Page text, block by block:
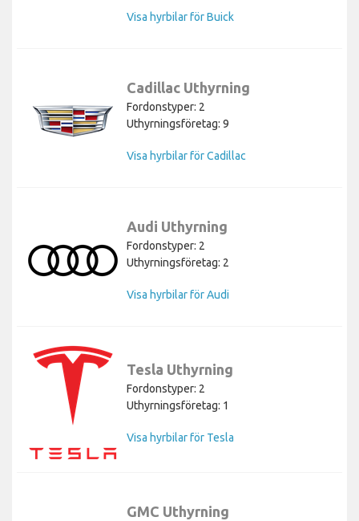
Visa hyrbilar för Buick
Cadillac Uthyrning
Fordonstyper: 2
Uthyrningsföretag: 9
Visa hyrbilar för Cadillac
Audi Uthyrning
Fordonstyper: 2
Uthyrningsföretag: 2
Visa hyrbilar för Audi
Tesla Uthyrning
Fordonstyper: 2
Uthyrningsföretag: 1
Visa hyrbilar för Tesla
GMC Uthyrning